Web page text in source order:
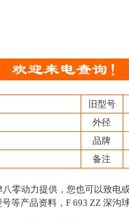
旧型号
外径
品牌
备注
零动力提供，您也可以致电
等产品资料，F 693 ZZ 深沟